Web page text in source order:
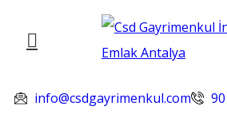
info@csdgayrimenkul.com